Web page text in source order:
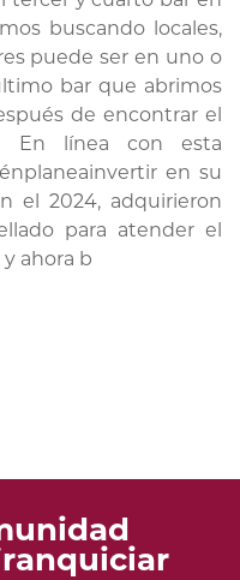
buscando locales,
puede ser en uno o
bar que abrimos
de encontrar el
En línea con esta
en su
el 2024, adquirieron
para atender el
ahora b